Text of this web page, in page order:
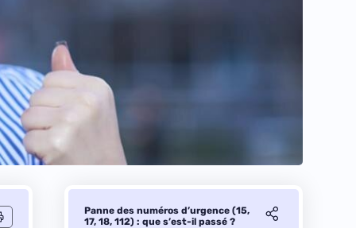
Panne des numéros d’urgence (15,
17, 18, 112) : que s’est-il passé ?